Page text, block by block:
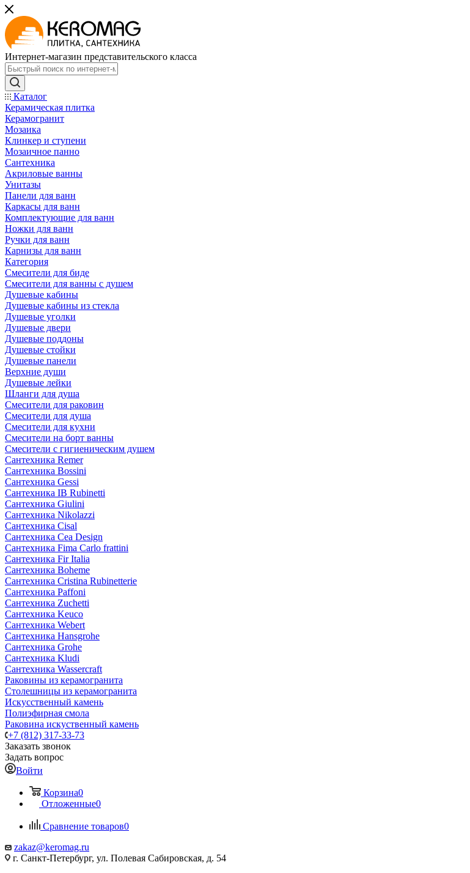
Интернет-магазин представительского класса
Каталог
Керамическая плитка
Керамогранит
Мозаика
Клинкер и ступени
Мозаичное панно
Сантехника
Акриловые ванны
Унитазы
Панели для ванн
Каркасы для ванн
Комплектующие для ванн
Ножки для ванн
Ручки для ванн
Карнизы для ванн
Категория
Смесители для биде
Смесители для ванны с душем
Душевые кабины
Душевые кабины из стекла
Душевые уголки
Душевые двери
Душевые поддоны
Душевые стойки
Душевые панели
Верхние души
Душевые лейки
Шланги для душа
Смесители для раковин
Смесители для душа
Смесители для кухни
Смесители на борт ванны
Смесители с гигиеническим душем
Сантехника Remer
Сантехника Bossini
Сантехника Gessi
Сантехника IB Rubinetti
Сантехника Giulini
Сантехника Nikolazzi
Сантехника Cisal
Сантехника Cea Design
Сантехника Fima Carlo frattini
Сантехника Fir Italia
Сантехника Boheme
Сантехника Cristina Rubinetterie
Сантехника Paffoni
Сантехника Zuchetti
Сантехника Keuco
Сантехника Webert
Сантехника Hansgrohe
Сантехника Grohe
Сантехника Kludi
Сантехника Wassercraft
Раковины из керамогранита
Столешницы из керамогранита
Искусственный камень
Полиэфирная смола
Раковина искуственный камень
+7 (812) 317-33-73
Заказать звонок
Задать вопрос
Войти
Корзина0
Отложенные0
Сравнение товаров0
zakaz@keromag.ru
г. Санкт-Петербург, ул. Полевая Сабировская, д. 54